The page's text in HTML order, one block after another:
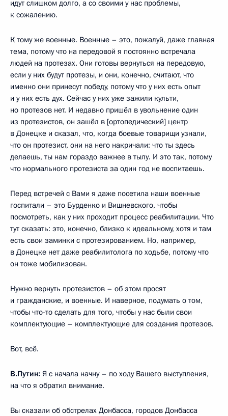
идут слишком долго, а со своими у нас проблемы,
к сожалению.
К тому же военные. Военные – это, пожалуй, даже главная
тема, потому что на передовой я постоянно встречала
людей на протезах. Они готовы вернуться на передовую,
если у них будут протезы, и они, конечно, считают, что
именно они принесут победу, потому что у них есть опыт
и у них есть дух. Сейчас у них уже зажили культи,
но протезов нет. И недавно пришёл в увольнение один
из протезистов, он зашёл в [ортопедический] центр
в Донецке и сказал, что, когда боевые товарищи узнали,
что он протезист, они на него накричали: что ты здесь
делаешь, ты нам гораздо важнее в тылу. И это так, потому
что нормального протезиста за один год не воспитаешь.
Перед встречей с Вами я даже посетила наши военные
госпитали – это Бурденко и Вишневского, чтобы
посмотреть, как у них проходит процесс реабилитации. Что
тут сказать: это, конечно, близко к идеальному, хотя и там
есть свои заминки с протезированием. Но, например,
в Донецке нет даже реабилитолога по ходьбе, потому что
он тоже мобилизован.
Нужно вернуть протезистов – об этом просят
и гражданские, и военные. И наверное, подумать о том,
чтобы что-то сделать для того, чтобы у нас были свои
комплектующие – комплектующие для создания протезов.
Вот, всё.
В.Путин: Я с начала начну – по ходу Вашего выступления,
на что я обратил внимание.
Вы сказали об обстрелах Донбасса, городов Донбасса